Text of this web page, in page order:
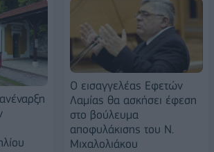
Ο εισαγγελέας Εφετών
Λαμίας θα ασκήσει έφεση
στο βούλευμα
αποφυλάκισης του Ν.
Μιχαλολιάκου